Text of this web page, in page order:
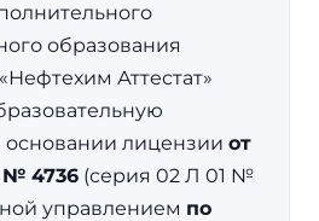
образования
Аттестат»
основании лицензии от
№ 4736 (серия 02 Л 01 №
управлением по